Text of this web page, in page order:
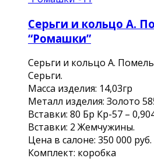
Серьги и кольцо А.
“Ромашки”
Серьги и кольцо А.
Серьги.
Масса изделия: 14,03гр
Металл изделия: Золото
Вставки: 80 Бр Кр-57 –
Вставки: 2 Жемчужины.
Цена в салоне: 350 000 руб.
Комплект: коробка